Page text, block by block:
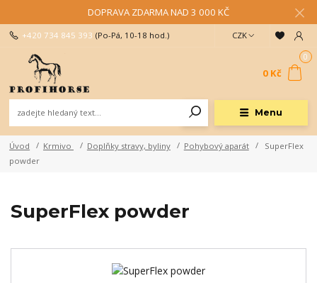
DOPRAVA ZDARMA NAD 3 000 KČ
Menu
CZK
+420 734 845 393 (Po-Pá, 10-18 hod.)
0
0 Kč
Úvod Krmivo Doplňky stravy, byliny Pohybový aparát
SuperFlex
powder
SuperFlex powder